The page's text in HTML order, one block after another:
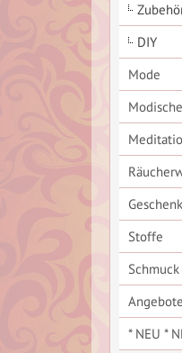
DIY
Mode
Stoffe
Schmuck
Angebote
* NEU *